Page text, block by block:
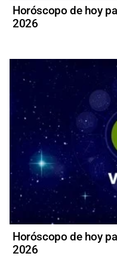
Horóscopo de hoy
2026
Horóscopo de hoy
2026